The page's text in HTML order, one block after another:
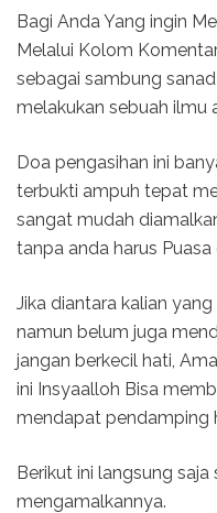
Bagi Anda Yang ingin
Melalui Kolom
sebagai sambung
melakukan sebuah ilmu
Doa pengasihan ini
terbukti ampuh tepat
sangat mudah
tanpa anda harus Puasa
Jika diantara kalian
namun belum juga
jangan berkecil hati,
ini Insyaalloh Bisa
mendapat pendamping
Berikut ini langsung
mengamalkannya.